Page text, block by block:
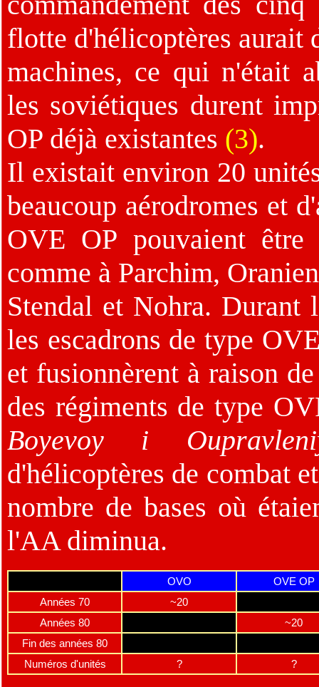
flotte d'hélicoptères aurait
machines, ce qui n'était
les soviétiques durent
OP déjà existantes (3).
Il existait environ 20
beaucoup aérodromes et
OVE OP pouvaient être
comme à Parchim,
Stendal et Nohra. Durant
les escadrons de type
et fusionnèrent à raison
des régiments de type
Boyevoy i
d'hélicoptères de combat
nombre de bases où
l'AA diminua.
OVO
OVE OP
Années 70
~20
Années 80
~20
Fin des années 80
Numéros d'unités
? ?